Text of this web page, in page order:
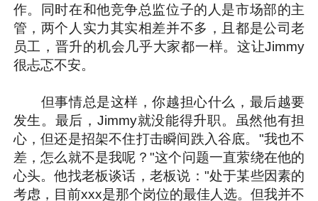
作。同时在和他竞争总监位子的人是市场部的主
管，两个人实力其实相差并不多，且都是公司老
员工，晋升的机会几乎大家都一样。这让Jimmy
很忐忑不安。
但事情总是这样，你越担心什么，最后越要
发生。最后，Jimmy就没能得升职。虽然他有担
心，但还是招架不住打击瞬间跌入谷底。"我也不
差，怎么就不是我呢？"这个问题一直萦绕在他的
心头。他找老板谈话，老板说："处于某些因素的
考虑，目前xxx是那个岗位的最佳人选。但我并不